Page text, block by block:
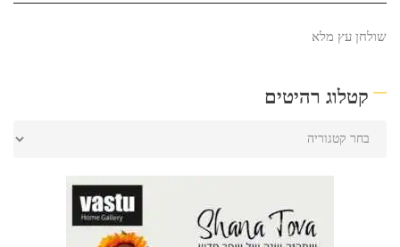
שולחן עץ מלא
קטלוג רהיטים